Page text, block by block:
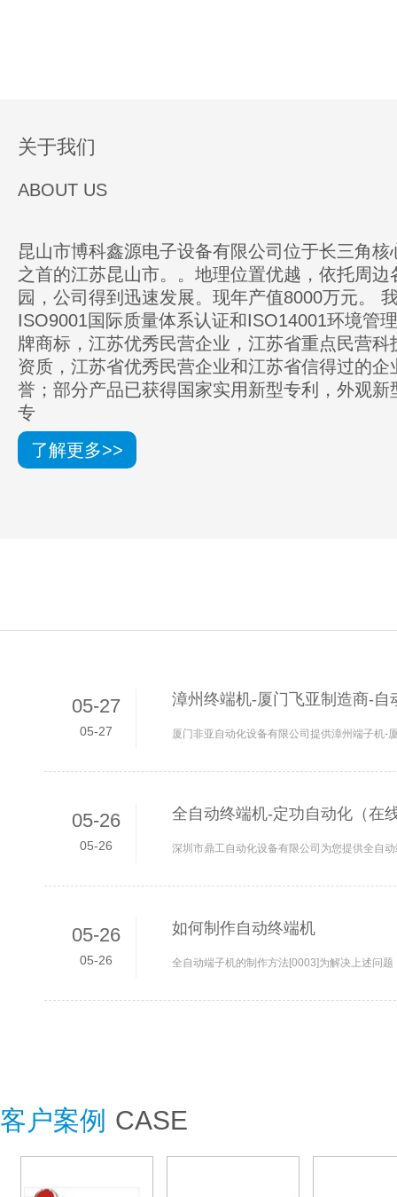
关于我们
ABOUT US
昆山市博科鑫源电子设备有限公司位于长三角核
之首的江苏昆山市。。地理位置优越，依托周边
园，公司得到迅速发展。现年产值8000万元。
ISO9001国际质量体系认证和ISO14001环境管
牌商标，江苏优秀民营企业，江苏省重点民营科
资质，江苏省优秀民营企业和江苏省信得过的企
誉；部分产品已获得国家实用新型专利，外观新
专
了解更多>>
05-27
05-27
漳州终端机-厦门飞亚制造商-自
05-26
05-26
全自动终端机-定功自动化（在
05-26
05-26
如何制作自动终端机
客户案例 CASE